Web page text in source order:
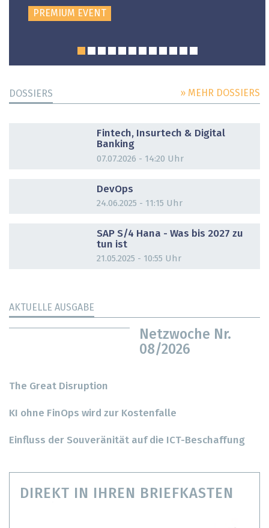
PREMIUM EVENT
DOSSIERS » MEHR DOSSIERS
Fintech, Insurtech & Digital
Banking
07.07.2026 - 14:20 Uhr
DevOps
24.06.2025 - 11:15 Uhr
SAP S/4 Hana - Was bis 2027 zu
tun ist
21.05.2025 - 10:55 Uhr
AKTUELLE AUSGABE
Netzwoche Nr.
08/2026
The Great Disruption
KI ohne FinOps wird zur Kostenfalle
Einfluss der Souveränität auf die ICT-Beschaffung
DIREKT IN IHREN BRIEFKASTEN